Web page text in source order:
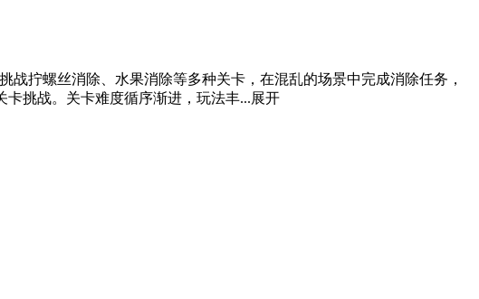
拧螺丝消除、水果消除等多种关卡，在混乱的场景中完成消除任务，
挑战。关卡难度循序渐进，玩法丰...展开